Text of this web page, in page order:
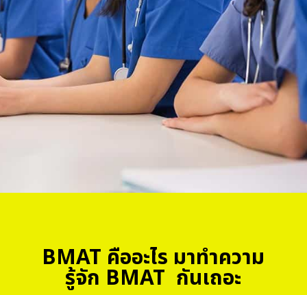
BMAT คืออะไร มาทำความ
รู้จัก BMAT กันเถอะ